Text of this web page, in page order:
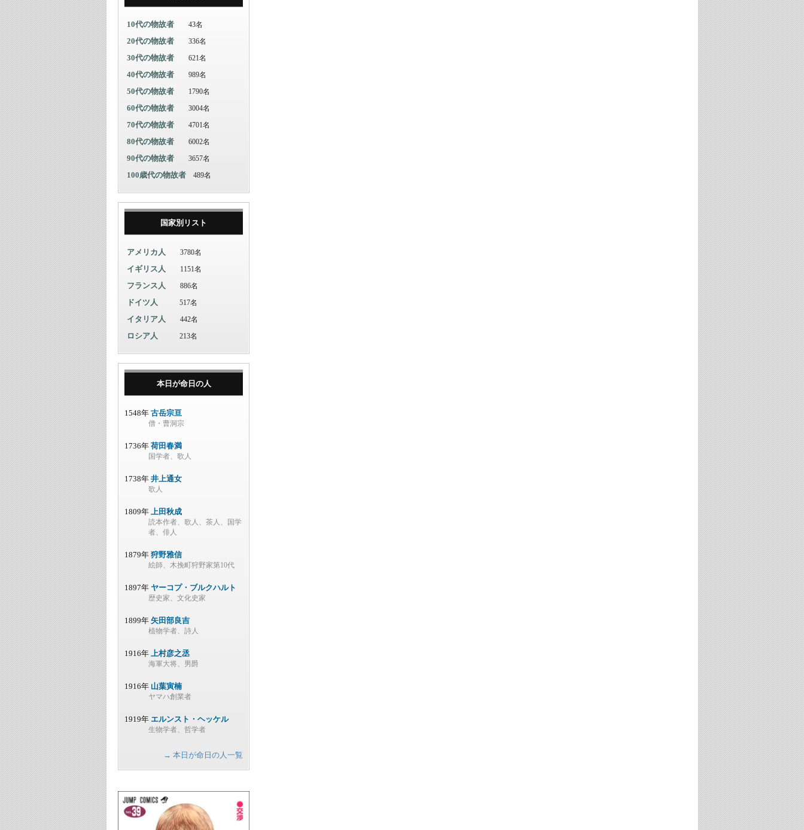
10代の物故者 43名
20代の物故者 336名
30代の物故者 621名
40代の物故者 989名
50代の物故者 1790名
60代の物故者 3004名
70代の物故者 4701名
80代の物故者 6002名
90代の物故者 3657名
100歳代の物故者 489名
国家別リスト
アメリカ人 3780名
イギリス人 1151名
フランス人 886名
ドイツ人 517名
イタリア人 442名
ロシア人 213名
本日が命日の人
1548年 古岳宗亘
僧・曹洞宗
1736年 荷田春満
国学者、歌人
1738年 井上通女
歌人
1809年 上田秋成
読本作者、歌人、茶人、国学
者、俳人
1879年 狩野雅信
絵師、木挽町狩野家第10代
1897年 ヤーコプ・ブルクハルト
歴史家、文化史家
1899年 矢田部良吉
植物学者、詩人
1916年 上村彦之丞
海軍大将、男爵
1916年 山葉寅楠
ヤマハ創業者
1919年 エルンスト・ヘッケル
生物学者、哲学者
→ 本日が命日の人一覧